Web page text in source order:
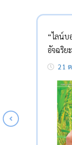
“ไลน์บ
อัจฉริย
21